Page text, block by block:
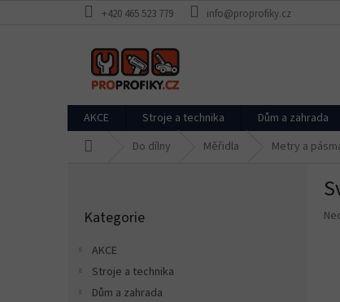
+420 465 523 779 info@proprofiky.cz
AKCE Stroje a technika Dům a zahrada
Do dílny Měřidla Metry a
kategorie
Kategorie
AKCE
Stroje a technika
Dům a zahrada